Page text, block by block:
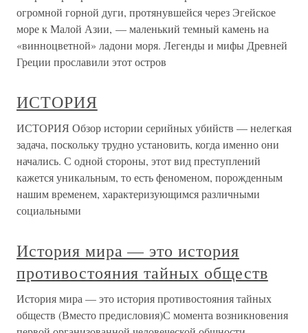
огромной горной дуги, протянувшейся через Эгейское
море к Малой Азии, — маленький темный камень на
«винноцветной» ладони моря. Легенды и мифы Древней
Греции прославили этот остров
ИСТОРИЯ
ИСТОРИЯ Обзор истории серийных убийств — нелегкая
задача, поскольку трудно установить, когда именно они
начались. С одной стороны, этот вид преступлений
кажется уникальным, то есть феноменом, порожденным
нашим временем, характеризующимся различными
социальными
История мира — это история
противостояния тайных обществ
История мира — это история противостояния тайных
обществ (Вместо предисловия)С момента возникновения